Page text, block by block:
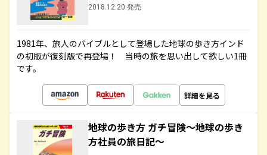
2018.12.20 発売
1981年、旅人のバイブルとして登場した地球の歩き方インド
の初版が復刻版で再登場！ 当時の旅を思い出して欲しい1冊
です。
詳細を見る
地球の歩き方 ガチ冒険～地球の歩き
方社員の旅日記～